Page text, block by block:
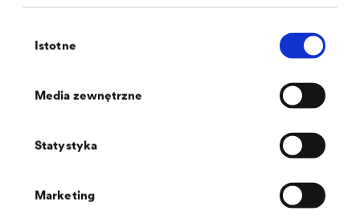
zgody
Istotne
Media zewnętrzne
Statystyka
Marketing
DELTA